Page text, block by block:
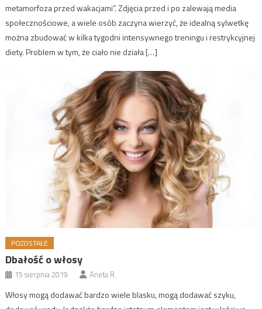
metamorfoza przed wakacjami”. Zdjęcia przed i po zalewają media
społecznościowe, a wiele osób zaczyna wierzyć, że idealną sylwetkę
można zbudować w kilka tygodni intensywnego treningu i restrykcyjnej
diety. Problem w tym, że ciało nie działa […]
POZOSTAŁE
Dbałość o włosy
15 sierpnia 2019 Aneta R.
Włosy mogą dodawać bardzo wiele blasku, mogą dodawać szyku,